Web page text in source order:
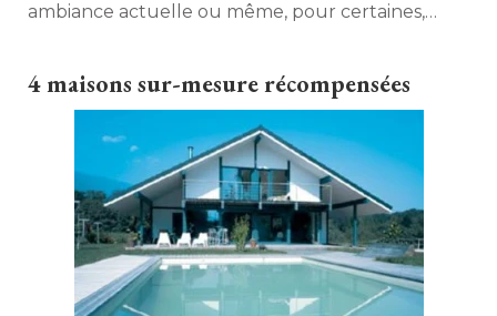
ambiance actuelle ou même, pour certaines,
4 maisons sur-mesure récompensées